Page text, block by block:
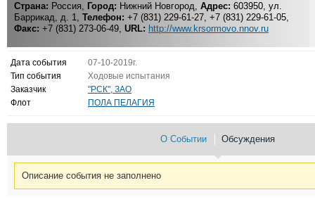
Работа
Крюинг
Реклама
Материалы
Услуги
Страна: Россия, Город: Нижний Новгород, Адрес: 603950, ул.
Баррикад, д. 1, Телефон: +7 (831) 229-61-27, +7 (831) 229-61-05,
Факс: +7 (831) 273-06-49, URL: http://www.krsormovo.nnov.ru
Дата события
07-10-2019г.
Тип события
Ходовые испытания
Заказчик
"РСК", ЗАО
Флот
ПОЛА ПЕЛАГИЯ
О Событии Обсуждения
Описание события не заполнено